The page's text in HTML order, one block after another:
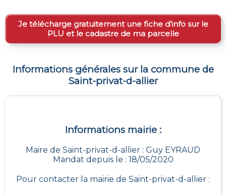
Je télécharge gratuitement une fiche d’info sur le
PLU et le cadastre de ma parcelle
Informations générales sur la commune de
Saint-privat-d-allier
Informations mairie :
Maire de Saint-privat-d-allier : Guy EYRAUD
Mandat depuis le : 18/05/2020
Pour contacter la mairie de Saint-privat-d-allier :